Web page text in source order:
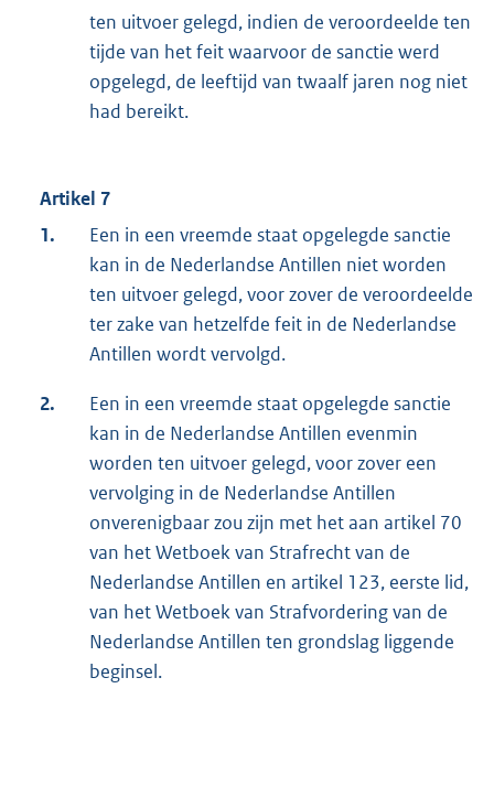
ten uitvoer gelegd, indien de veroordeelde ten
tijde van het feit waarvoor de sanctie werd
opgelegd, de leeftijd van twaalf jaren nog niet
had bereikt.
Artikel 7
1.
Een in een vreemde staat opgelegde sanctie
kan in de Nederlandse Antillen niet worden
ten uitvoer gelegd, voor zover de veroordeelde
ter zake van hetzelfde feit in de Nederlandse
Antillen wordt vervolgd.
2.
Een in een vreemde staat opgelegde sanctie
kan in de Nederlandse Antillen evenmin
worden ten uitvoer gelegd, voor zover een
vervolging in de Nederlandse Antillen
onverenigbaar zou zijn met het aan artikel 70
van het Wetboek van Strafrecht van de
Nederlandse Antillen en artikel 123, eerste lid,
van het Wetboek van Strafvordering van de
Nederlandse Antillen ten grondslag liggende
beginsel.